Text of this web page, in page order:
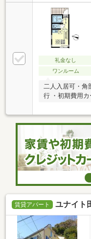
礼金なし
ワンルーム
二人入居可・角
行 ・初期費用
賃貸アパート ユナイト